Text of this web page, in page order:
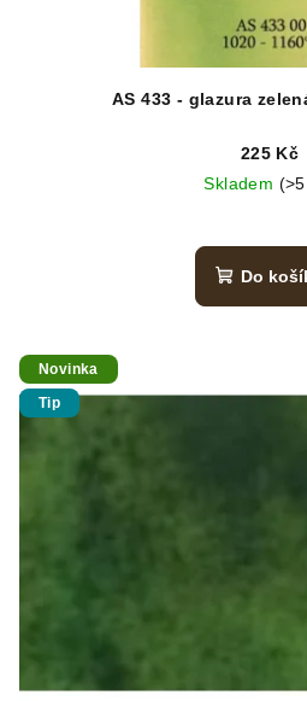
AS 433 - glazura
225 Kč
Skladem
Do
Novinka
Tip